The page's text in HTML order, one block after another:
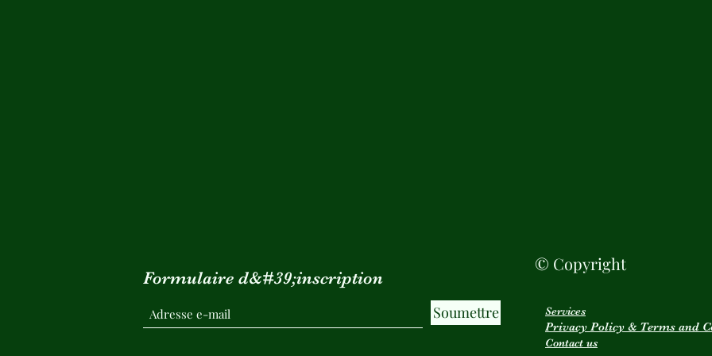
Formulaire d&#39;inscription
Soumettre
© Copyright
Services
Privacy Policy & Terms and
Contact us